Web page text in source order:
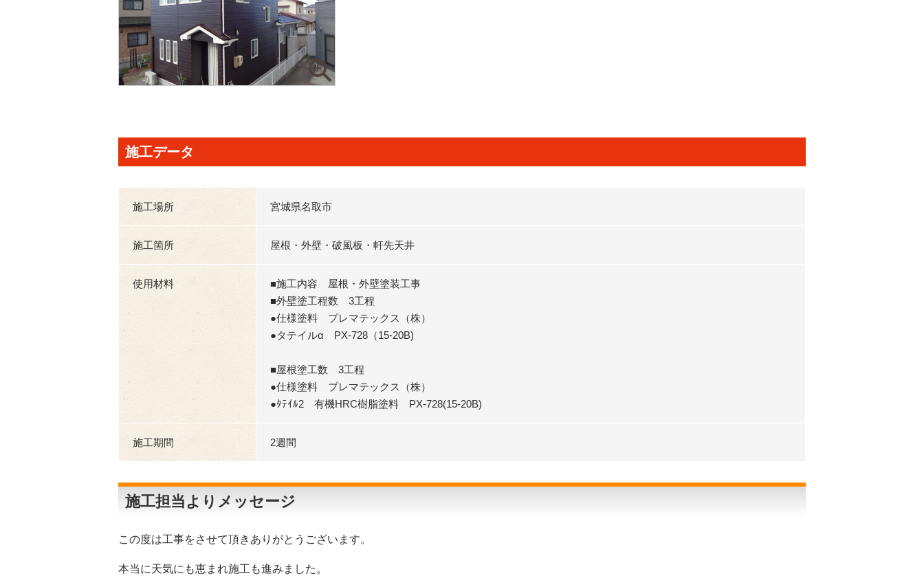
施工データ
施工場所 宮城県名取市
施工箇所 屋根・外壁・破風板・軒先天井
使用材料
■施工内容 屋根・外壁塗装工事
■外壁塗工程数 3工程
●仕様塗料 プレマテックス（株）
●タテイルα PX-728（15-20B)
■屋根塗工数 3工程
●仕様塗料 プレマテックス（株）
●ﾀﾃｲﾙ2 有機HRC樹脂塗料 PX-728(15-20B)
施工期間 2週間
施工担当よりメッセージ
この度は工事をさせて頂きありがとうございます。
本当に天気にも恵まれ施工も進みました。